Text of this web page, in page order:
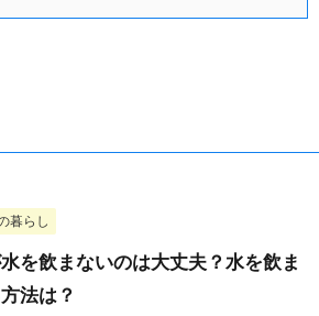
暮らし
を飲まないのは大丈夫？水を飲ま
法は？